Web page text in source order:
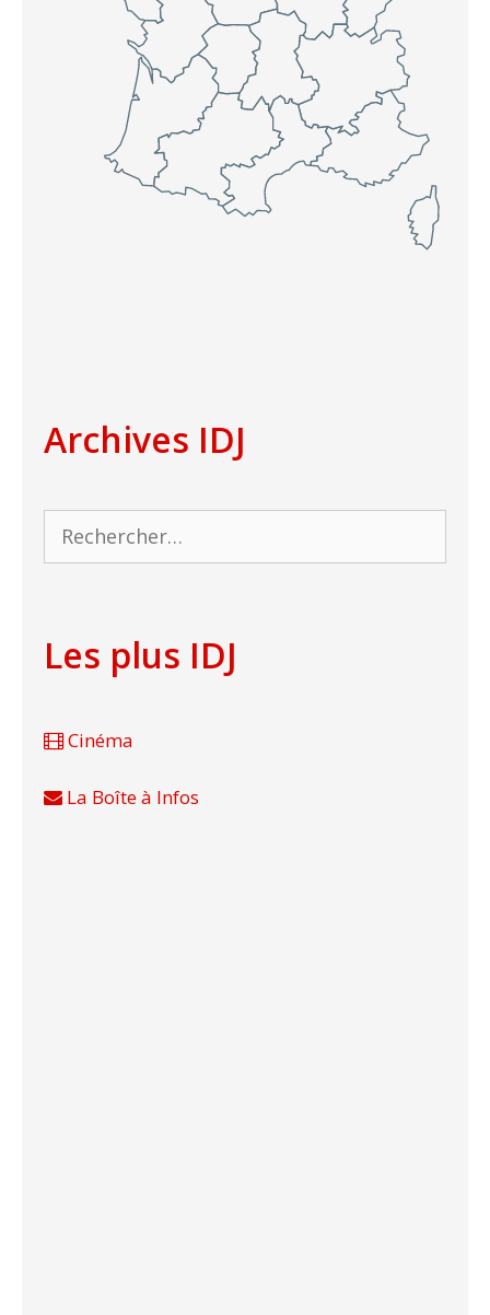
Archives IDJ
Rechercher :
Les plus IDJ
Cinéma
La Boîte à Infos